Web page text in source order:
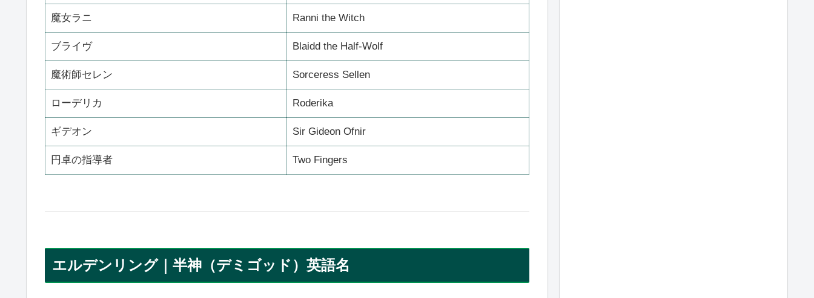
魔女ラニ Ranni the Witch
ブライヴ Blaidd the Half-Wolf
魔術師セレン Sorceress Sellen
ローデリカ Roderika
ギデオン Sir Gideon Ofnir
円卓の指導者 Two Fingers
エルデンリング｜半神（デミゴッド）英語名